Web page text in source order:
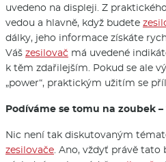
uvedeno na displeji. Z
vedou a hlavně, když budete
dálky, jeho informace získáte
Váš zesilovač má uvedené
k těm zdařilejším. Pokud se ale
„power“, praktickým užitím se
Podíváme se tomu na zoubek
Nic není tak diskutovaným
zesilovače. Ano, vždyť právě